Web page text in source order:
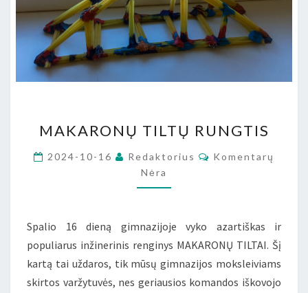
TILTŲ
MAKARONŲ TILTŲ RUNGTIS
2024-10-16 Redaktorius Komentarai
Komentarų
Nėra
Spalio 16 dieną gimnazijoje vyko azartiškas ir
populiarus inžinerinis renginys MAKARONŲ TILTAI. Šį
kartą tai uždaros, tik mūsų gimnazijos moksleiviams
skirtos varžytuvės, nes geriausios komandos iškovojo